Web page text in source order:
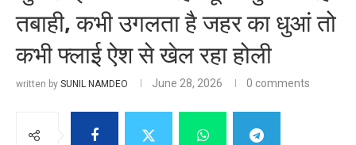
तबाही, कभी उगलता है जहर का धुआं तो
कभी फ्लाई ऐश से खेल रहा होली
written by SUNIL NAMDEO June 28, 2026 0 comments